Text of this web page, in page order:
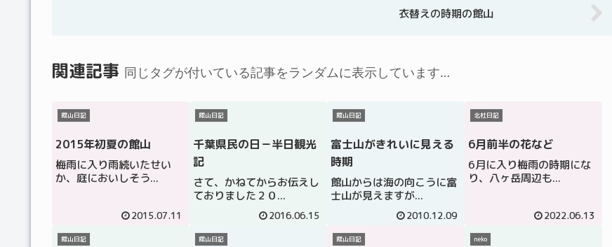
衣替えの時期の館山
関連記事 同じタグが付いている記事をランダムに表示しています…
館山日記
2015年初夏の館山
梅雨に入り雨続いたせい
か、庭においしそう...
2015.07.11
館山日記
千葉県民の日－半日観光
記
さて、かねてからお伝えし
ておりました２０...
2016.06.15
館山日記
富士山がきれいに見える
時期
館山からは海の向こうに富
士山が見えますが...
2010.12.09
北杜日記
6月前半の花など
6月に入り梅雨の時期にな
り、八ヶ岳周辺も...
2022.06.13
館山日記 館山日記 館山日記 neko